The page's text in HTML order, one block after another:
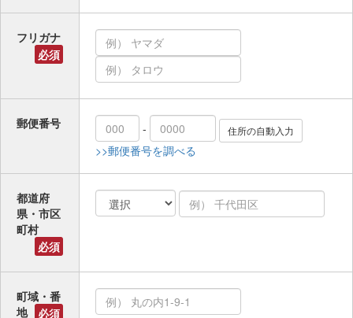
フリガナ
必須
郵便番号
-
>>郵便番号を調べる
都道府
県・市区
町村
必須
町域・番
地
必須